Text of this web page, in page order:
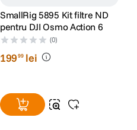
SmallRig 5895 Kit filtre ND
pentru DJI Osmo Action 6
(0)
19999 lei